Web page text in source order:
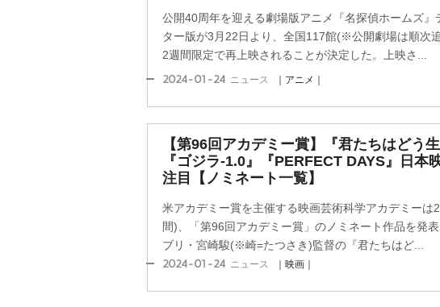
公開40周年を迎える劇場版アニメ『名探偵ホームズ』
ター版が3月22日より、全国117館(※公開劇場は順次
2週間限定で再上映されることが決定した。上映さ...
2024-01-24 ニュース ｜アニメ｜
【第96回アカデミー賞】『君たちはどう生
『ゴジラ-1.0』『PERFECT DAYS』日本
注目【ノミネート一覧】
米アカデミー賞を主催する映画芸術科学アカデミーは
間)、「第96回アカデミー賞」のノミネート作品を発
ブリ・宮崎駿(※崎=たつさき)監督の『君たちはど...
2024-01-24 ニュース ｜映画｜